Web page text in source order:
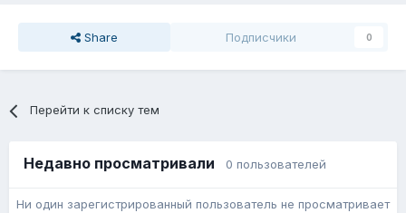
Share Подписчики 0
Перейти к списку тем
Недавно просматривали 0 пользователей
Ни один зарегистрированный пользователь не просматривает